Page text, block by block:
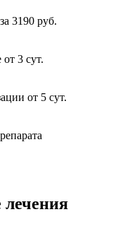
за 3190 руб.
от 3 сут.
от 5 сут.